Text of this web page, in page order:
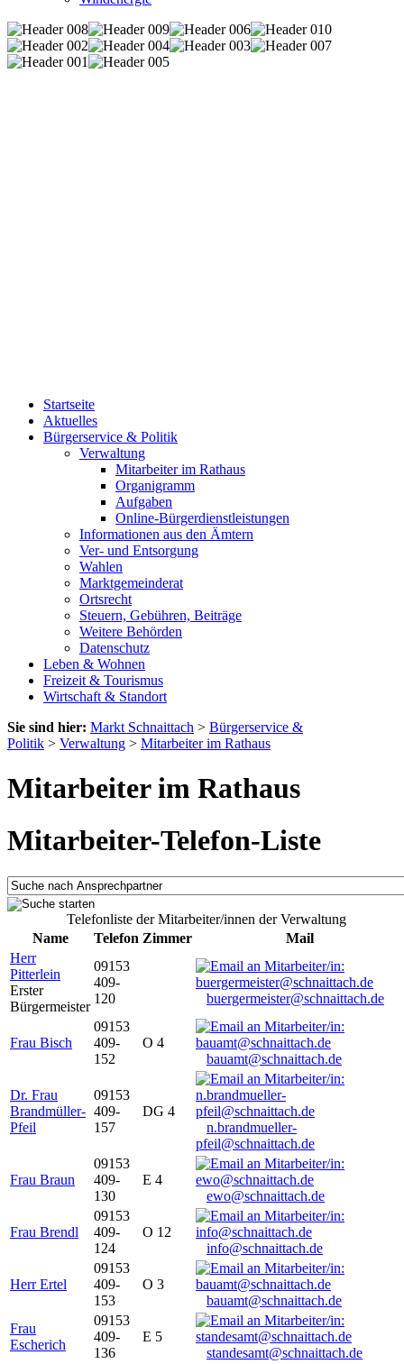
Startseite
Aktuelles
Bürgerservice & Politik
Verwaltung
Mitarbeiter im Rathaus
Organigramm
Aufgaben
Online-Bürgerdienstleistungen
Informationen aus den Ämtern
Ver- und Entsorgung
Wahlen
Marktgemeinderat
Ortsrecht
Steuern, Gebühren, Beiträge
Weitere Behörden
Datenschutz
Leben & Wohnen
Freizeit & Tourismus
Wirtschaft & Standort
Sie sind hier: Markt Schnaittach > Bürgerservice &
Politik > Verwaltung > Mitarbeiter im Rathaus
Mitarbeiter im Rathaus
Mitarbeiter-Telefon-Liste
Telefonliste der Mitarbeiter/innen der Verwaltung
Name
Telefon Zimmer
Mail
Herr
Pitterlein
Erster
Bürgermeister
09153
409-
120
buergermeister@schnaittach.de
Frau Bisch
09153
409-
152
O 4
bauamt@schnaittach.de
Dr. Frau
Brandmüller-
Pfeil
09153
409-
157
DG 4
n.brandmueller-
pfeil@schnaittach.de
Frau Braun
09153
409-
130
E 4
ewo@schnaittach.de
Frau Brendl
09153
409-
124
O 12
info@schnaittach.de
Herr Ertel
09153
409-
153
O 3
bauamt@schnaittach.de
Frau
Escherich
09153
409-
136
E 5
standesamt@schnaittach.de